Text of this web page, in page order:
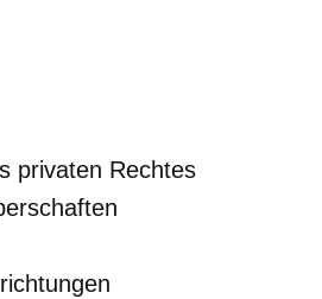
privaten Rechtes